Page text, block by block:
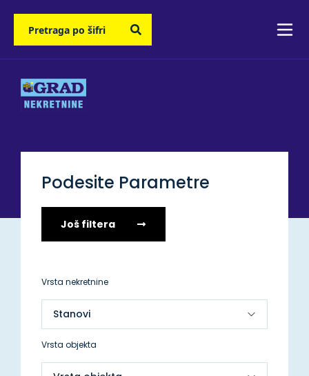
Podesite Parametre
Još filtera
Vrsta nekretnine
Vrsta objekta